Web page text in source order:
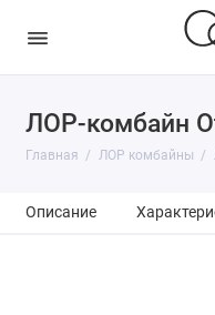
ЛОР-комбайн
Главная ЛОР комбайны
Описание